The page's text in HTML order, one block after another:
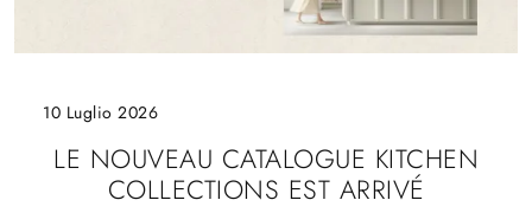
10 Luglio 2026
LE NOUVEAU CATALOGUE KITCHEN
COLLECTIONS EST ARRIVÉ